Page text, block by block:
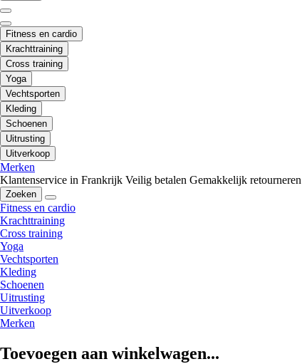
Fitness en cardio
Krachttraining
Cross training
Yoga
Vechtsporten
Kleding
Schoenen
Uitrusting
Uitverkoop
Merken
Klantenservice in Frankrijk Veilig betalen Gemakkelijk retourneren
Zoeken
Fitness en cardio
Krachttraining
Cross training
Yoga
Vechtsporten
Kleding
Schoenen
Uitrusting
Uitverkoop
Merken
Toevoegen aan winkelwagen...